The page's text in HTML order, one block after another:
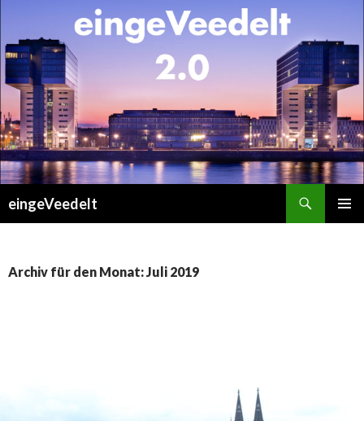
eingeVeedelt
Archiv für den Monat: Juli 2019